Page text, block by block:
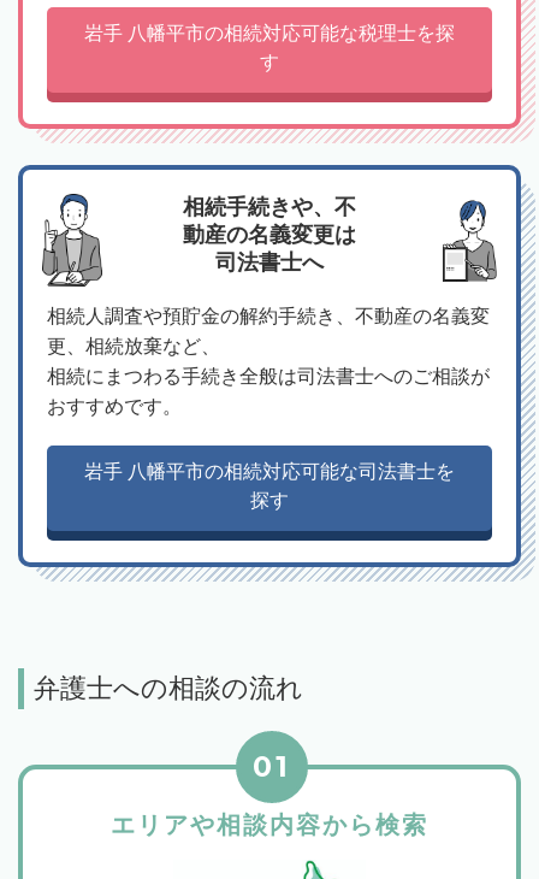
岩手 八幡平市の相続対応可能な税理士を探
す
相続手続きや、不
動産の名義変更は
司法書士へ
相続人調査や預貯金の解約手続き、不動産の名義変
更、相続放棄など、
相続にまつわる手続き全般は司法書士へのご相談が
おすすめです。
岩手 八幡平市の相続対応可能な司法書士を
探す
弁護士への相談の流れ
エリアや相談内容から検索
01